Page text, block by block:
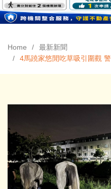
Home
最新新聞
4馬蹺家悠閒吃草吸引圍觀